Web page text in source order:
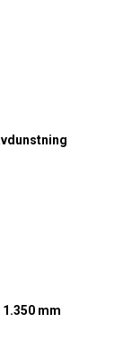
1.350 mm